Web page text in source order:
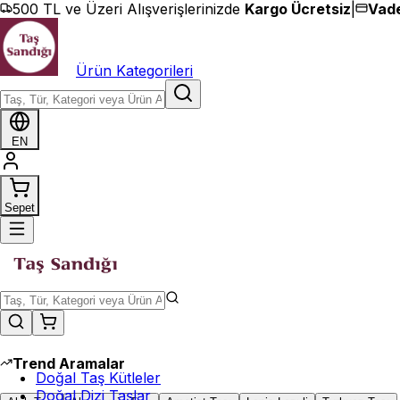
İçeriğe geç
500 TL ve Üzeri Alışverişlerinizde Kargo Ücretsiz
Ürün Kategorileri
EN
Sepet
Trend Aramalar
Doğal Taş Kütleler
Doğal Dizi Taşlar